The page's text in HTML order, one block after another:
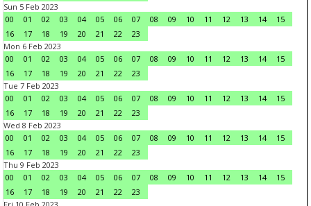
Sun 5 Feb 2023
00
01 02 03 04 05 06 07 08 09 10 11 12 13 14
15
16
17 18 19 20 21 22
23
Mon 6 Feb 2023
00
01 02 03 04 05 06 07 08 09 10 11 12 13 14
15
16
17 18 19 20 21 22
23
Tue 7 Feb 2023
00
01 02 03 04 05 06 07 08 09 10 11 12 13 14
15
16
17 18 19 20 21 22
23
Wed 8 Feb 2023
00
01 02 03 04 05 06 07 08 09 10 11 12 13 14
15
16
17 18 19 20 21 22
23
Thu 9 Feb 2023
00
01 02 03 04 05 06 07 08 09 10 11 12 13 14
15
16
17 18 19 20 21 22
23